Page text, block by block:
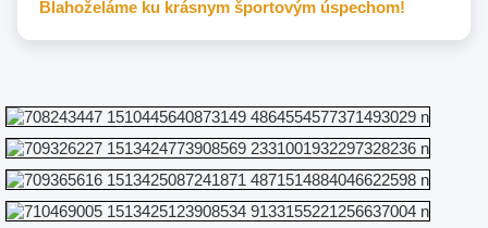
Blahoželáme ku krásnym športovým úspechom!